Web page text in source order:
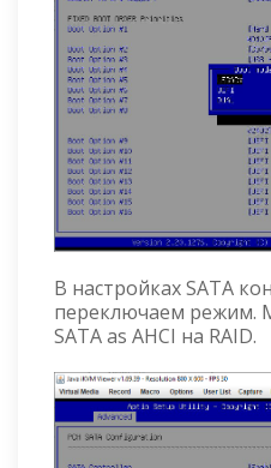
В настройках SATA
переключаем режим.
SATA as AHCI на RAID.